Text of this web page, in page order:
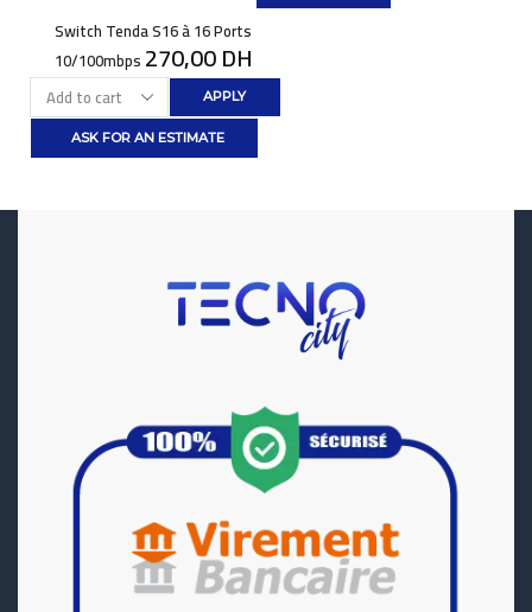
Switch Tenda S16 à 16 Ports
10/100mbps 270,00DH
APPLY
ASK FOR AN ESTIMATE